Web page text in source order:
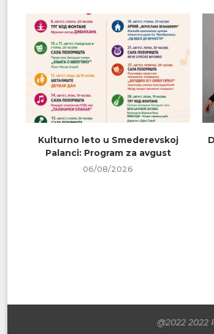
Kulturno leto u Smederevskoj
Palanci: Program za avgust
06/08/2026
@2022